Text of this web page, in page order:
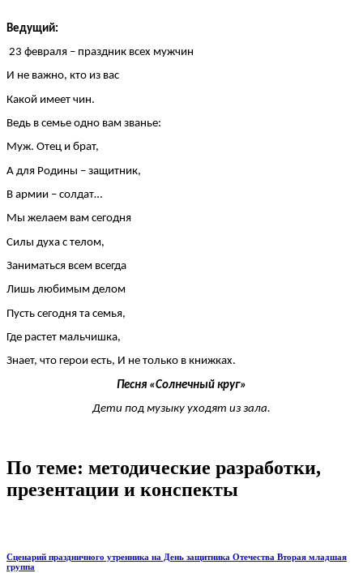
Ведущий:
23 февраля – праздник всех мужчин
И не важно, кто из вас
Какой имеет чин.
Ведь в семье одно вам званье:
Муж. Отец и брат,
А для Родины – защитник,
В армии – солдат…
Мы желаем вам сегодня
Силы духа с телом,
Заниматься всем всегда
Лишь любимым делом
Пусть сегодня та семья,
Где растет мальчишка,
Знает, что герои есть, И не только в книжках.
Песня «Солнечный круг»
Дети под музыку уходят из зала.
По теме: методические разработки,
презентации и конспекты
Сценарий праздничного утренника на День защитника Отечества Вторая младшая
группа